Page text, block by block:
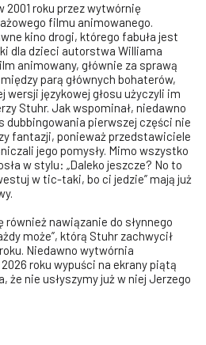
2001 roku przez wytwórnię
filmu animowanego.
kino drogi, którego fabuła jest
dla dzieci autorstwa Williama
animowany, głównie za sprawą
parą głównych bohaterów,
wersji językowej głosu użyczyli im
Stuhr. Jak wspominał, niedawno
dubbingowania pierwszej części nie
fantazji, ponieważ przedstawiciele
jego pomysły. Mimo wszystko
w stylu: „Daleko jeszcze? No to
w tic-taki, bo ci jedzie” mają już
również nawiązanie do słynnego
może”, którą Stuhr zachwycił
Niedawno wytwórnia
roku wypuści na ekrany piątą
że nie usłyszymy już w niej Jerzego